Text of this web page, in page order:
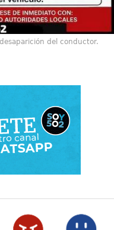
del conductor.